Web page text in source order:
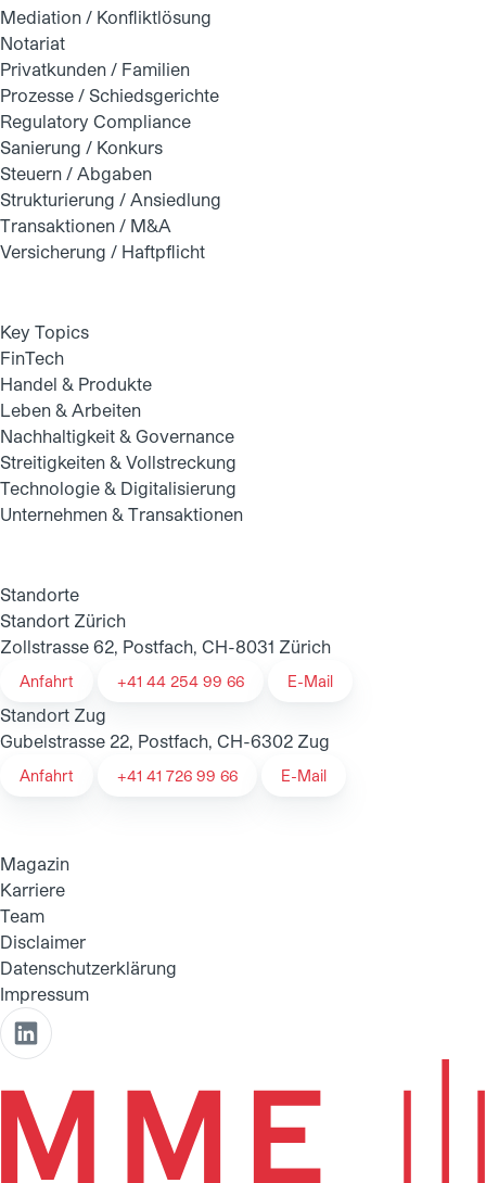
Mediation / Konfliktlösung
Notariat
Privatkunden / Familien
Prozesse / Schiedsgerichte
Regulatory Compliance
Sanierung / Konkurs
Steuern / Abgaben
Strukturierung / Ansiedlung
Transaktionen / M&A
Versicherung / Haftpflicht
Key Topics
FinTech
Handel & Produkte
Leben & Arbeiten
Nachhaltigkeit & Governance
Streitigkeiten & Vollstreckung
Technologie & Digitalisierung
Unternehmen & Transaktionen
Standorte
Standort Zürich
Zollstrasse 62, Postfach, CH-8031 Zürich
Anfahrt +41 44 254 99 66 E-Mail
Standort Zug
Gubelstrasse 22, Postfach, CH-6302 Zug
Anfahrt +41 41 726 99 66 E-Mail
Magazin
Karriere
Team
Disclaimer
Datenschutzerklärung
Impressum